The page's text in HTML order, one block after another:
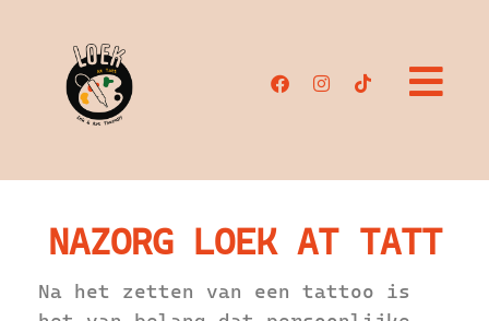
NAZORG LOEK AT TATT
Na het zetten van een tattoo is